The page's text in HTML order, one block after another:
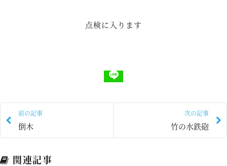
点検に入ります
前の記事
倒木
次の記事
竹の水鉄砲
関連記事